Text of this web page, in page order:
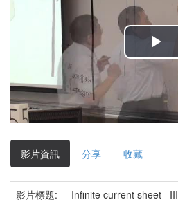
播
放
影
影片資訊 分享 收藏
影片標題:
Infinite current sheet –III